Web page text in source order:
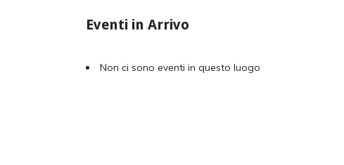
Eventi in Arrivo
Non ci sono eventi in questo luogo